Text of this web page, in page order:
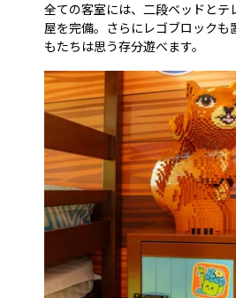
全ての客室には、二段ベッドとテ
屋を完備。さらにレゴブロックも
もたちは思う存分遊べます。